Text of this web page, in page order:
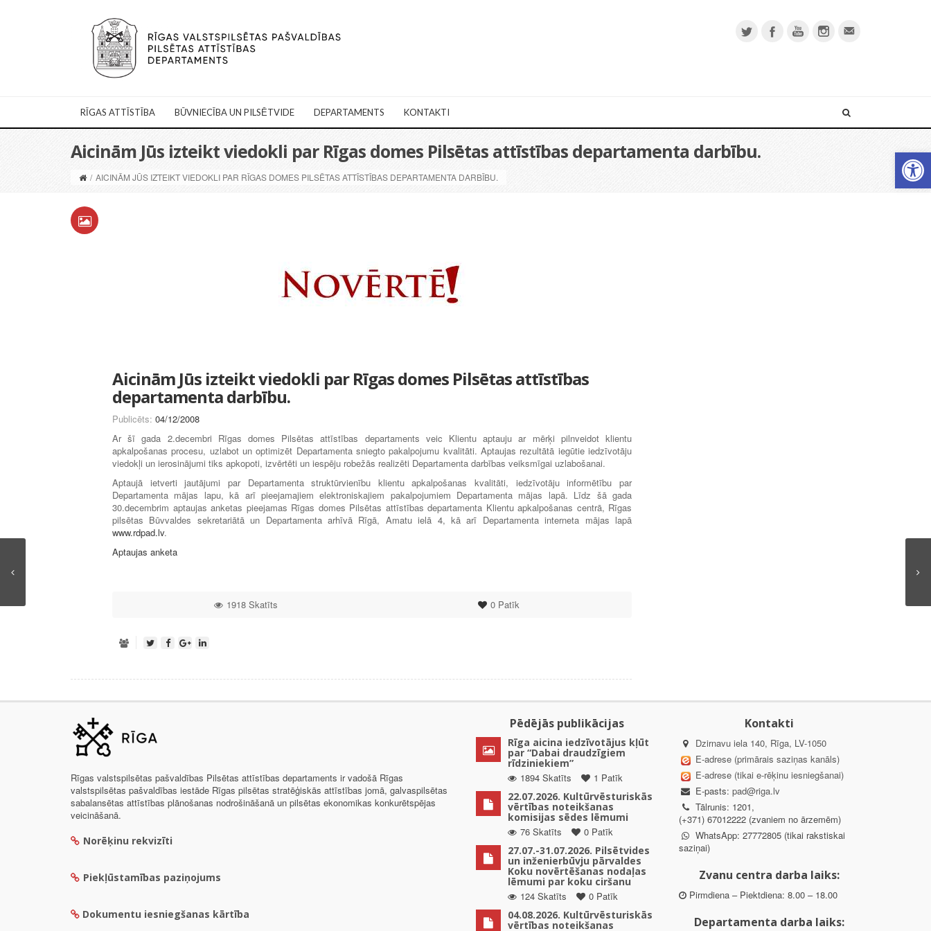
RĪGAS ATTĪSTĪBA BŪVNIECĪBA UN PILSĒTVIDE DEPARTAMENTS KONTAKTI
Aicinām Jūs izteikt viedokli par Rīgas domes Pilsētas attīstības departamenta darbību.
/ AICINĀM JŪS IZTEIKT VIEDOKLI PAR RĪGAS DOMES PILSĒTAS ATTĪSTĪBAS DEPARTAMENTA DARBĪBU.
Aicinām Jūs izteikt viedokli par Rīgas domes Pilsētas attīstības
departamenta darbību.
Publicēts: 04/12/2008
Ar šī gada 2.decembri Rīgas domes Pilsētas attīstības departaments veic Klientu aptauju ar mērķi pilnveidot klientu
apkalpošanas procesu, uzlabot un optimizēt Departamenta sniegto pakalpojumu kvalitāti. Aptaujas rezultātā iegūtie iedzīvotāju
viedokļi un ierosinājumi tiks apkopoti, izvērtēti un iespēju robežās realizēti Departamenta darbības veiksmīgai uzlabošanai.
Aptaujā ietverti jautājumi par Departamenta struktūrvienību klientu apkalpošanas kvalitāti, iedzīvotāju informētību par
Departamenta mājas lapu, kā arī pieejamajiem elektroniskajiem pakalpojumiem Departamenta mājas lapā. Līdz šā gada
30.decembrim aptaujas anketas pieejamas Rīgas domes Pilsētas attīstības departamenta Klientu apkalpošanas centrā, Rīgas
pilsētas Būvvaldes sekretariātā un Departamenta arhīvā Rīgā, Amatu ielā 4, kā arī Departamenta interneta mājas lapā
www.rdpad.lv.
Aptaujas anketa
0Patīk
1918 Skatīts
Rīgas valstspilsētas pašvaldības Pilsētas attīstības departaments ir vadošā Rīgas
valstspilsētas pašvaldības iestāde Rīgas pilsētas stratēģiskās attīstības jomā, galvaspilsētas
sabalansētas attīstības plānošanas nodrošināšanā un pilsētas ekonomikas konkurētspējas
veicināšanā.
Norēķinu rekvizīti
Piekļūstamības paziņojums
Dokumentu iesniegšanas kārtība
Pēdējās publikācijas
Rīga aicina iedzīvotājus kļūt
par “Dabai draudzīgiem
rīdziniekiem”
1894 Skatīts
1 Patīk
22.07.2026. Kultūrvēsturiskās
vērtības noteikšanas
komisijas sēdes lēmumi
76 Skatīts
0 Patīk
27.07.-31.07.2026. Pilsētvides
un inženierbūvju pārvaldes
Koku novērtēšanas nodaļas
lēmumi par koku ciršanu
124 Skatīts
0 Patīk
04.08.2026. Kultūrvēsturiskās
vērtības noteikšanas
Kontakti
Dzirnavu iela 140, Rīga, LV-1050
E-adrese (primārais saziņas kanāls)
E-adrese (tikai e-rēķinu iesniegšanai)
E-pasts: pad@riga.lv
Tālrunis: 1201,
(+371) 67012222 (zvaniem no ārzemēm)
WhatsApp: 27772805 (tikai rakstiskai
saziņai)
Zvanu centra darba laiks:
Pirmdiena – Piektdiena: 8.00 – 18.00
Departamenta darba laiks: